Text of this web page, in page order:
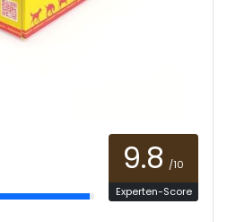
9.8 /10
Experten-Score